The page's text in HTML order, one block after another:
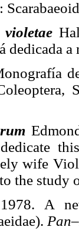
dedicada
wife
the study
A